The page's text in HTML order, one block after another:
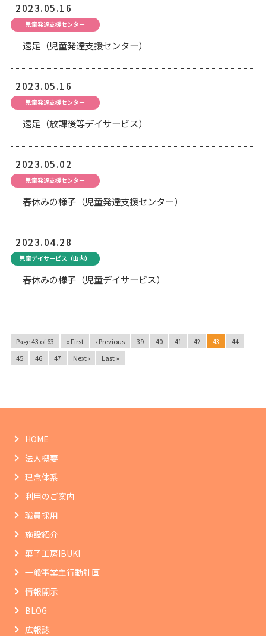
2023.05.16
児童発達支援センター
遠足（児童発達支援センター）
2023.05.16
児童発達支援センター
遠足（放課後等デイサービス）
2023.05.02
児童発達支援センター
春休みの様子（児童発達支援センター）
2023.04.28
児童デイサービス（山内）
春休みの様子（児童デイサービス）
Page 43 of 63 « First ‹ Previous 39 40 41 42 43
44
45
46 47 Next › Last »
HOME
法人概要
理念体系
利用のご案内
職員採用
施設紹介
菓子工房IBUKI
一般事業主行動計画
情報開示
BLOG
広報誌